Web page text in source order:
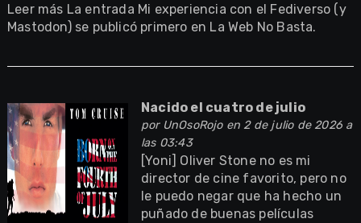
Leer más La entrada Mi experiencia con el Fediverso (y
Mastodon) se publicó primero en La Web No Basta.
Nacido el cuatro de julio
por UnOsoRojoen 2 de julio de 2026 a
las 03:43
[Yoni] Oliver Stone no es mi
director de cine favorito, pero no
le puedo negar que ha hecho un
puñado de buenas películas